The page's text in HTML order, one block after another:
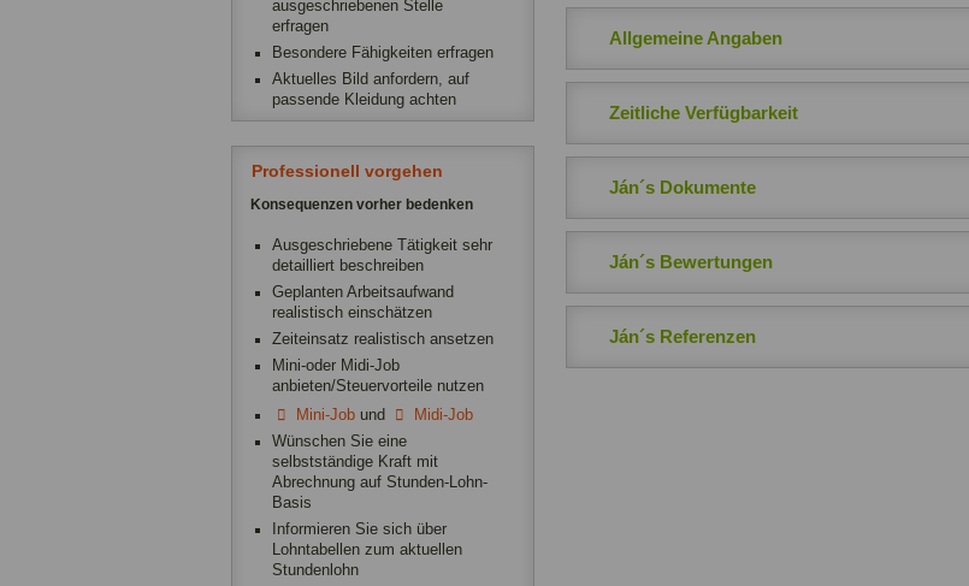
ausgeschriebenen Stelle
erfragen
Besondere Fähigkeiten erfragen
Aktuelles Bild anfordern, auf
passende Kleidung achten
Professionell vorgehen
Konsequenzen vorher bedenken
Ausgeschriebene Tätigkeit sehr
detailliert beschreiben
Geplanten Arbeitsaufwand
realistisch einschätzen
Zeiteinsatz realistisch ansetzen
Mini-oder Midi-Job
anbieten/Steuervorteile nutzen
Mini-Jobund
Midi-Job
Wünschen Sie eine
selbstständige Kraft mit
Abrechnung auf Stunden-Lohn-
Basis
Informieren Sie sich über
Lohntabellen zum aktuellen
Stundenlohn
Allgemeine Angaben
Zeitliche Verfügbarkeit
Ján´s Dokumente
Ján´s Bewertungen
Ján´s Referenzen